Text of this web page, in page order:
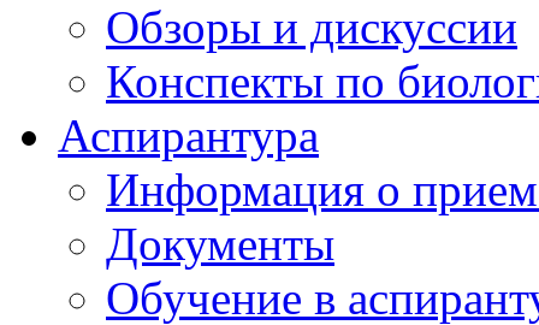
Обзоры и дискуссии
Конспекты по
Аспирантура
Информация о
Документы
Обучение в